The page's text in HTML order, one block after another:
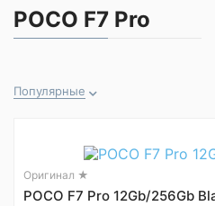
POCO F7 Pro
Популярные
Оригинал ★
POCO F7 Pro 12Gb/256Gb